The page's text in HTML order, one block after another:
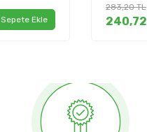
Sepete Ekle
283,20TL
240,72